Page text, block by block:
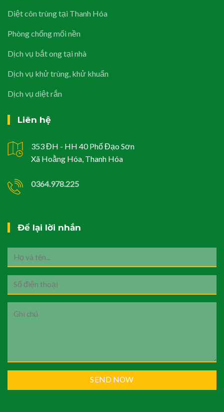
Diệt côn trùng tại Thanh Hóa
Phòng chống mối nền
Dịch vụ bắt ong tại nhà
Dịch vụ khử trùng, khử khuẩn
Dịch vụ diệt rắn
Liên hệ
353 ĐH - HH 40 Phố Đạo Sơn
Xã Hoằng Hóa, Thanh Hóa
0364.978.225
Để lại lời nhắn